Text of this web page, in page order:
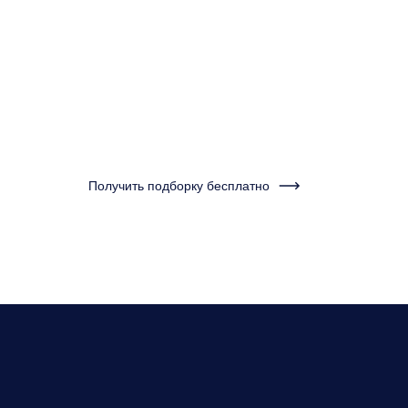
Получить подборку бесплатно